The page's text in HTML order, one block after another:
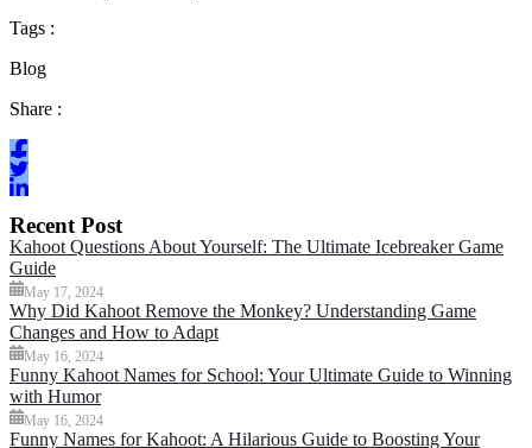
Tags :
Blog
Share :
Recent Post
Kahoot Questions About Yourself: The Ultimate Icebreaker Game
Guide
May 17, 2024
Why Did Kahoot Remove the Monkey? Understanding Game
Changes and How to Adapt
May 16, 2024
Funny Kahoot Names for School: Your Ultimate Guide to Winning
with Humor
May 16, 2024
Funny Names for Kahoot: A Hilarious Guide to Boosting Your